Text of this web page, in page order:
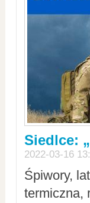
Siedlce:
2022-03-16
Śpiwory,
termiczna,